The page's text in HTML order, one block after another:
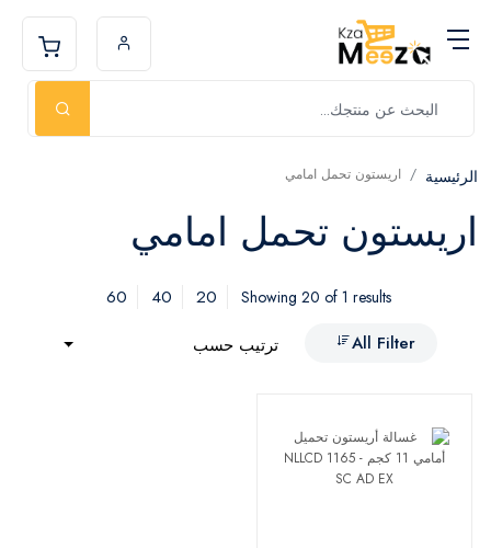
الرئيسية اريستون تحمل امامي
اريستون تحمل امامي
Showing 20 of 1 results
20
40
60
All Filter
ترتيب حسب